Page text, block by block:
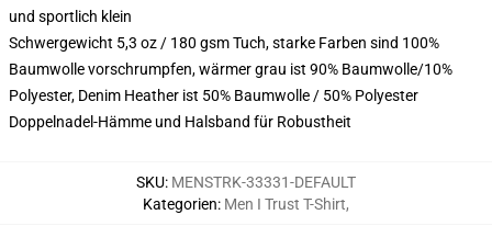
und sportlich klein
Schwergewicht 5,3 oz / 180 gsm Tuch, starke Farben sind 100%
Baumwolle vorschrumpfen, wärmer grau ist 90% Baumwolle/10%
Polyester, Denim Heather ist 50% Baumwolle / 50% Polyester
Doppelnadel-Hämme und Halsband für Robustheit
SKU: MENSTRK-33331-DEFAULT
Kategorien: Men I Trust T-Shirt,